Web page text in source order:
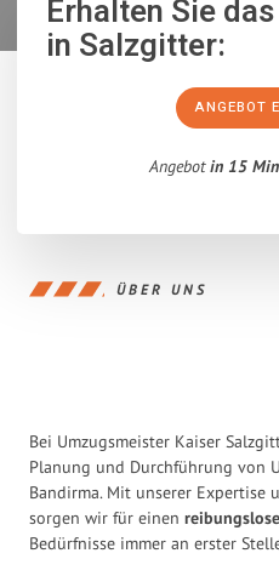
Erhalten Sie das
in Salzgitter:
ANGEBOT
Angebotin 15
ÜBER UNS
Bei Umzugsmeister Kaiser
Planung und Durchführung von
Bandirma. Mit unserer Expertise
sorgen wir für einen
Bedürfnisse immer an erster